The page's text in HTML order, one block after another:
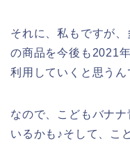
それに、私もですが
の商品を今後も2021
利用していくと思うん
なので、こどもバナ
いるかも♪そして、こ